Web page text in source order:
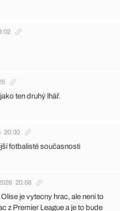
ten druhý lhář.
20:30
fotbalisté současnosti
20:58
je vytecny hrac, ale neni to
z Premier League a je to bude